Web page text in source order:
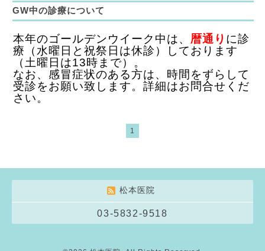
GW中の診療について
本年のゴールデンウイーク中は、 暦通り に診
療 （水曜日と祝祭日は休診）
しております
（土曜日は13時まで）。
なお、感冒症状のある方は、時間をずらして
受診をお願い致します。詳細はお問合せくだ
さい。
1
松本医院
03-5832-9518